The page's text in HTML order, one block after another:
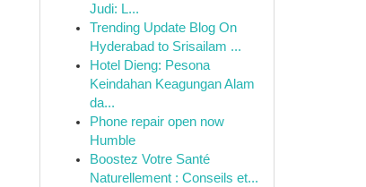
Judi: L...
Trending Update Blog On
Hyderabad to Srisailam ...
Hotel Dieng: Pesona
Keindahan Keagungan Alam
da...
Phone repair open now
Humble
Boostez Votre Santé
Naturellement : Conseils et...